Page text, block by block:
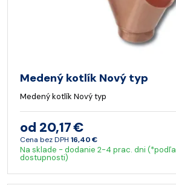
Medený kotlík Nový typ
Medený kotlík Nový typ
od 20,17 €
Cena bez DPH 16,40 €
Na sklade - dodanie 2-4 prac. dni (*podľa
dostupnosti)